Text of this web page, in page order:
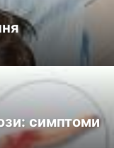
симптоми